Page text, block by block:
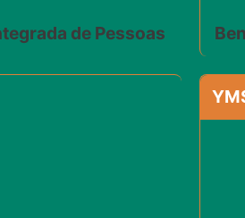
de Pessoas